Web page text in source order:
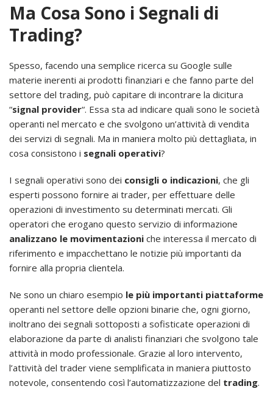
Ma Cosa Sono i Segnali di
Trading?
Spesso, facendo una semplice ricerca su Google sulle
materie inerenti ai prodotti finanziari e che fanno parte del
settore del trading, può capitare di incontrare la dicitura
“signal provider“. Essa sta ad indicare quali sono le società
operanti nel mercato e che svolgono un’attività di vendita
dei servizi di segnali. Ma in maniera molto più dettagliata, in
cosa consistono i segnali operativi?
I segnali operativi sono dei consigli o indicazioni, che gli
esperti possono fornire ai trader, per effettuare delle
operazioni di investimento su determinati mercati. Gli
operatori che erogano questo servizio di informazione
analizzano le movimentazioni che interessa il mercato di
riferimento e impacchettano le notizie più importanti da
fornire alla propria clientela.
Ne sono un chiaro esempio le più importanti piattaforme
operanti nel settore delle opzioni binarie che, ogni giorno,
inoltrano dei segnali sottoposti a sofisticate operazioni di
elaborazione da parte di analisti finanziari che svolgono tale
attività in modo professionale. Grazie al loro intervento,
l’attività del trader viene semplificata in maniera piuttosto
notevole, consentendo così l’automatizzazione del trading.